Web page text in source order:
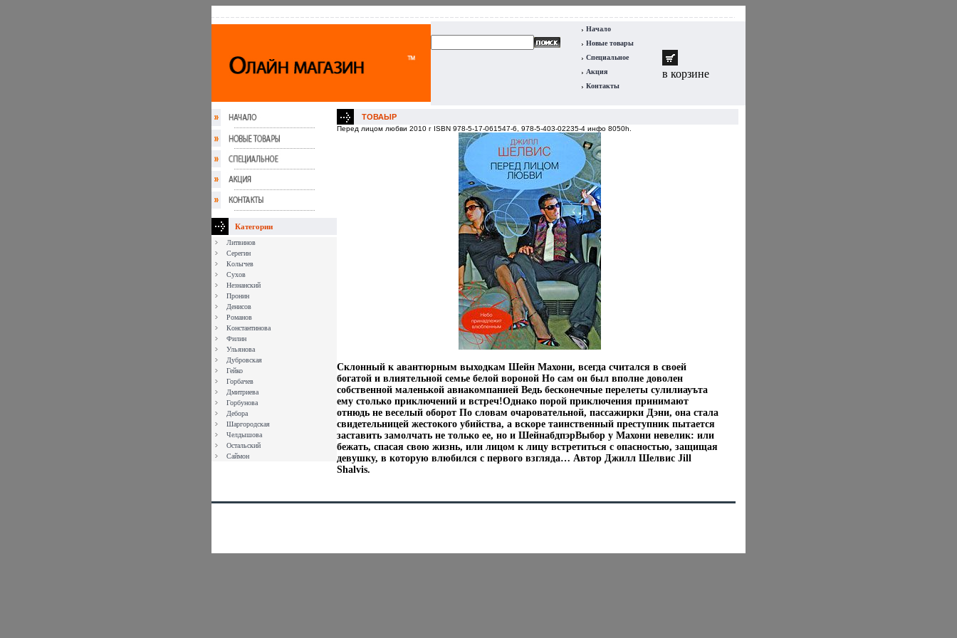
Начало
Новые товары
Специальное
Акция
Контакты
в корзине
Категории
Литвинов
Серегин
Колычев
Сухов
Незнанский
Пронин
Денисов
Романов
Константинова
Филин
Ульянова
Дубровская
Гейко
Горбачев
Дмитриева
Горбунова
Дебора
Шаргородская
Челдышова
Остальский
Саймон
ТОВАЫР
Перед лицом любви 2010 г ISBN 978-5-17-061547-6, 978-5-403-02235-4 инфо 8050h.
Склонный к авантюрным выходкам Шейн Махони, всегда считался в своей
богатой и влиятельной семье белой вороной Но сам он был вполне доволен
собственной маленькой авиакомпанией Ведь бесконечные перелеты сулилиауъта
ему столько приключений и встреч!Однако порой приключения принимают
отнюдь не веселый оборот По словам очаровательной, пассажирки Дэни, она стала
свидетельницей жестокого убийства, а вскоре таинственный преступник пытается
заставить замолчать не только ее, но и ШейнабдпэрВыбор у Махони невелик: или
бежать, спасая свою жизнь, или лицом к лицу встретиться с опасностью, защищая
девушку, в которую влюбился с первого взгляда… Автор Джилл Шелвис Jill
Shalvis.